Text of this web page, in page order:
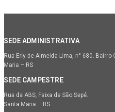
SEDE ADMINISTRATIVA
Rua Erly de Almeida Lima, n° 680. Bairro
Maria – RS
SEDE CAMPESTRE
Rua da ABS, Faixa de São Sepé.
Santa Maria – RS